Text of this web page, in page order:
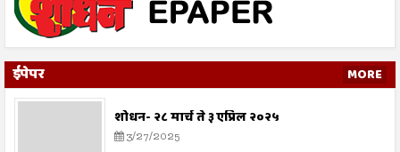
ईपेपर MORE
शोधन- २८ मार्च ते ३ एप्रिल २०२५
3/27/2025